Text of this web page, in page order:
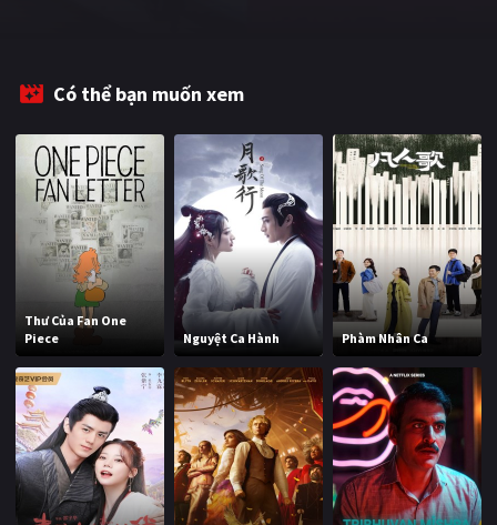
Có thể bạn muốn xem
Thư Của Fan One
Piece
Nguyệt Ca Hành Phàm Nhân Ca